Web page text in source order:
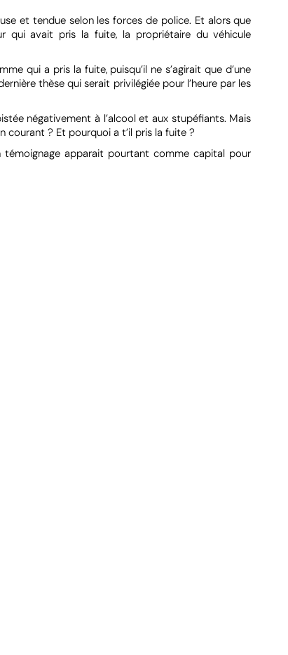
et tendue selon les forces de police. Et alors que
qui avait pris la fuite, la propriétaire du véhicule
qui a pris la fuite, puisqu’il ne s’agirait que d’une
thèse qui serait privilégiée pour l’heure par les
négativement à l’alcool et aux stupéfiants. Mais
courant ? Et pourquoi a t’il pris la fuite ?
apparait pourtant comme capital pour